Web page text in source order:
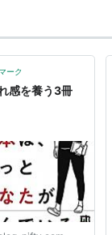
ーク
感を養う3冊